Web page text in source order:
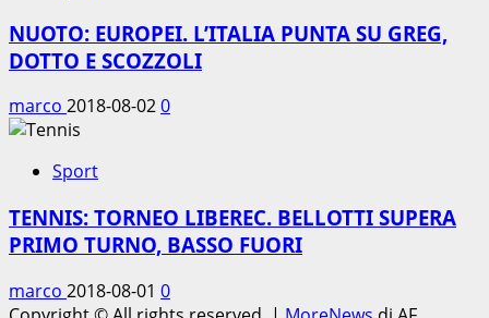
NUOTO: EUROPEI. L’ITALIA PUNTA SU GREG,
DOTTO E SCOZZOLI
marco 2018-08-020
Sport
TENNIS: TORNEO LIBEREC. BELLOTTI SUPERA
PRIMO TURNO, BASSO FUORI
marco 2018-08-01 0